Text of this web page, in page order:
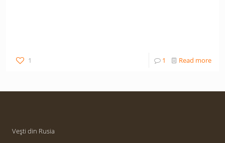
1 1 Read more
Vești din Rusia